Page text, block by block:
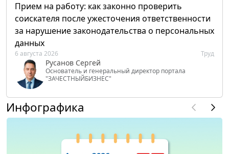
Прием на работу: как законно проверить
соискателя после ужесточения ответственности
за нарушение законодательства о персональных
данных
6 августа 2026 Труд
Русанов Сергей
Основатель и генеральный директор портала
"ЗАЧЕСТНЫЙБИЗНЕС"
Инфографика